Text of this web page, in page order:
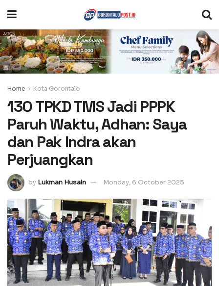
Home Kota Gorontalo
130 TPKD TMS Jadi PPPK
Paruh Waktu, Adhan: Saya
dan Pak Indra akan
Perjuangkan
by Lukman Husain Monday, 6 October 2025